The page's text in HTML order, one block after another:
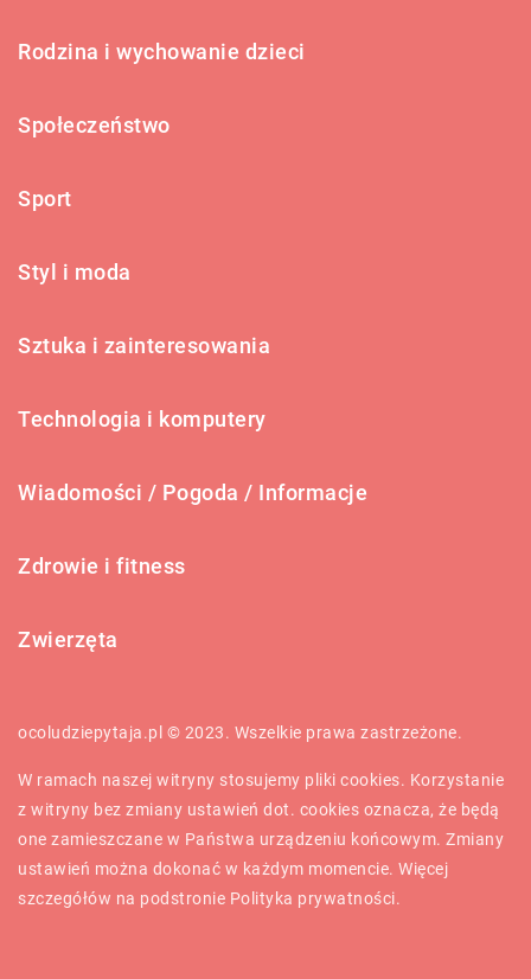
Rodzina i wychowanie dzieci
Społeczeństwo
Sport
Styl i moda
Sztuka i zainteresowania
Technologia i komputery
Wiadomości / Pogoda / Informacje
Zdrowie i fitness
Zwierzęta
ocoludziepytaja.pl © 2023. Wszelkie prawa zastrzeżone.
W ramach naszej witryny stosujemy pliki cookies. Korzystanie
z witryny bez zmiany ustawień dot. cookies oznacza, że będą
one zamieszczane w Państwa urządzeniu końcowym. Zmiany
ustawień można dokonać w każdym momencie. Więcej
szczegółów na podstronie Polityka prywatności.